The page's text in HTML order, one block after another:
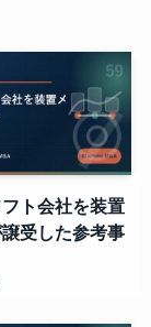
ト会社を装置
受した参考事